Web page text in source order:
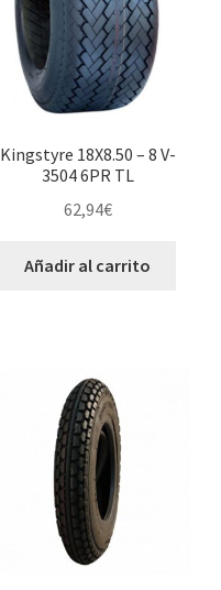
Kingstyre 18X8.50 – 8 V-
3504 6PR TL
62,94€
Añadir al carrito